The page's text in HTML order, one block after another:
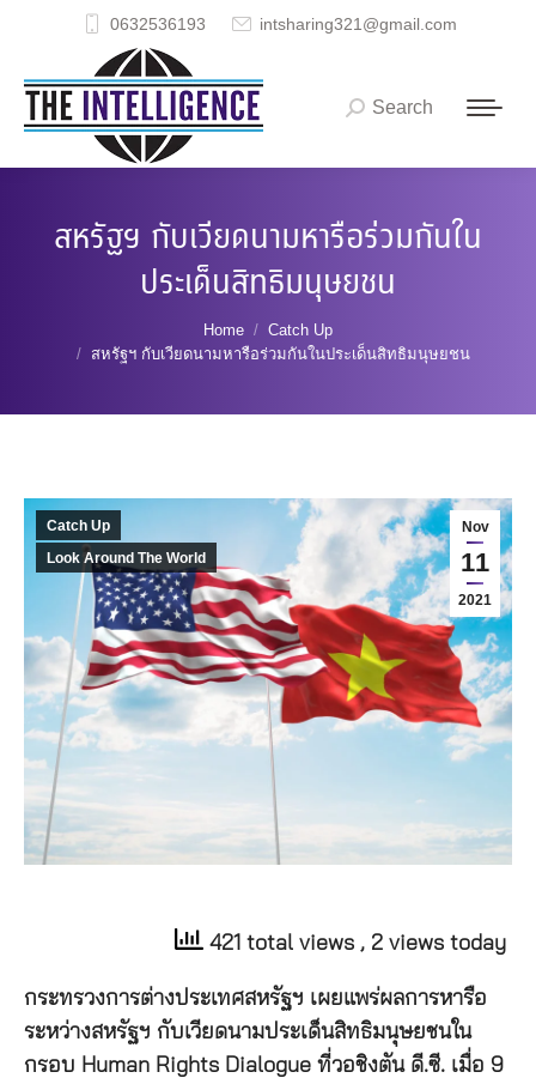
0632536193 intsharing321@gmail.com
Search:
Search
สหรัฐฯ กับเวียดนามหารือร่วมกันใน
ประเด็นสิทธิมนุษยชน
Home
Catch Up
สหรัฐฯ กับเวียดนามหารือร่วมกันในประเด็นสิทธิมนุษยชน
Nov
11
2021
Catch Up
Look Around The World
421 total views , 2 views today
กระทรวงการต่างประเทศสหรัฐฯ เผยแพร่ผลการหารือ
ระหว่างสหรัฐฯ กับเวียดนามประเด็นสิทธิมนุษยชนใน
กรอบ Human Rights Dialogue ที่วอชิงตัน ดี.ซี. เมื่อ 9